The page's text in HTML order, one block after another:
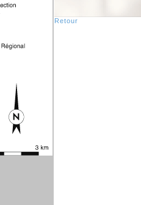
Retour